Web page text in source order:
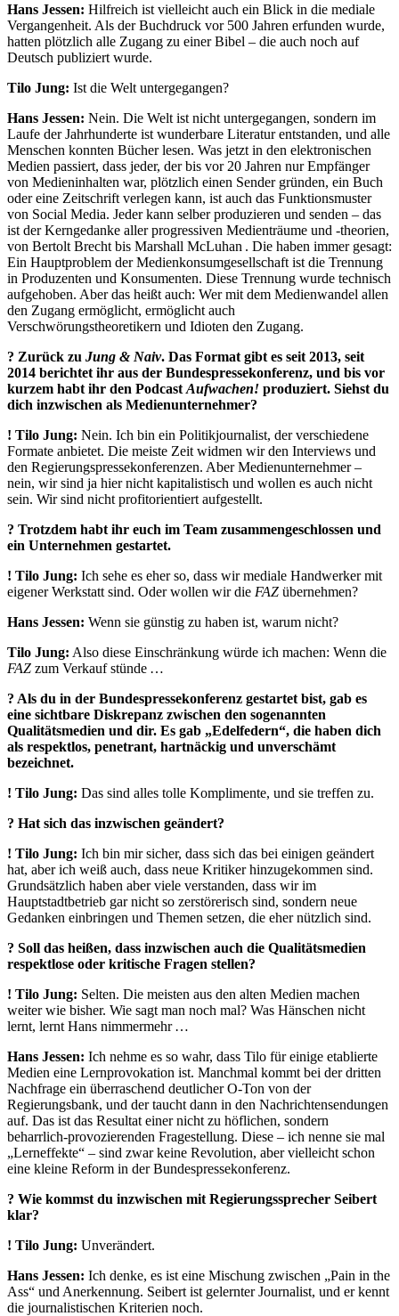
Hans Jessen: Hilfreich ist vielleicht auch ein Blick in die mediale
Vergangenheit. Als der Buchdruck vor 500 Jahren erfunden wurde,
hatten plötzlich alle Zugang zu einer Bibel – die auch noch auf
Deutsch publiziert wurde.
Tilo Jung: Ist die Welt untergegangen?
Hans Jessen: Nein. Die Welt ist nicht untergegangen, sondern im
Laufe der Jahrhunderte ist wunderbare Literatur entstanden, und alle
Menschen konnten Bücher lesen. Was jetzt in den elektronischen
Medien passiert, dass jeder, der bis vor 20 Jahren nur Empfänger
von Medieninhalten war, plötzlich einen Sender gründen, ein Buch
oder eine Zeitschrift verlegen kann, ist auch das Funktionsmuster
von Social Media. Jeder kann selber produzieren und senden – das
ist der Kerngedanke aller progressiven Medienträume und -theorien,
von Bertolt Brecht bis Marshall McLuhan . Die haben immer gesagt:
Ein Hauptproblem der Medienkonsumgesellschaft ist die Trennung
in Produzenten und Konsumenten. Diese Trennung wurde technisch
aufgehoben. Aber das heißt auch: Wer mit dem Medienwandel allen
den Zugang ermöglicht, ermöglicht auch
Verschwörungstheoretikern und Idioten den Zugang.
? Zurück zu Jung & Naiv. Das Format gibt es seit 2013, seit
2014 berichtet ihr aus der Bundespressekonferenz, und bis vor
kurzem habt ihr den Podcast Aufwachen! produziert. Siehst du
dich inzwischen als Medienunternehmer?
! Tilo Jung: Nein. Ich bin ein Politikjournalist, der verschiedene
Formate anbietet. Die meiste Zeit widmen wir den Interviews und
den Regierungspressekonferenzen. Aber Medienunternehmer –
nein, wir sind ja hier nicht kapitalistisch und wollen es auch nicht
sein. Wir sind nicht profitorientiert aufgestellt.
? Trotzdem habt ihr euch im Team zusammengeschlossen und
ein Unternehmen gestartet.
! Tilo Jung: Ich sehe es eher so, dass wir mediale Handwerker mit
eigener Werkstatt sind. Oder wollen wir die FAZ übernehmen?
Hans Jessen: Wenn sie günstig zu haben ist, warum nicht?
Tilo Jung: Also diese Einschränkung würde ich machen: Wenn die
FAZ zum Verkauf stünde …
? Als du in der Bundespressekonferenz gestartet bist, gab es
eine sichtbare Diskrepanz zwischen den sogenannten
Qualitätsmedien und dir. Es gab „Edelfedern“, die haben dich
als respektlos, penetrant, hartnäckig und unverschämt
bezeichnet.
! Tilo Jung: Das sind alles tolle Komplimente, und sie treffen zu.
? Hat sich das inzwischen geändert?
! Tilo Jung: Ich bin mir sicher, dass sich das bei einigen geändert
hat, aber ich weiß auch, dass neue Kritiker hinzugekommen sind.
Grundsätzlich haben aber viele verstanden, dass wir im
Hauptstadtbetrieb gar nicht so zerstörerisch sind, sondern neue
Gedanken einbringen und Themen setzen, die eher nützlich sind.
? Soll das heißen, dass inzwischen auch die Qualitätsmedien
respektlose oder kritische Fragen stellen?
! Tilo Jung: Selten. Die meisten aus den alten Medien machen
weiter wie bisher. Wie sagt man noch mal? Was Hänschen nicht
lernt, lernt Hans nimmermehr …
Hans Jessen: Ich nehme es so wahr, dass Tilo für einige etablierte
Medien eine Lernprovokation ist. Manchmal kommt bei der dritten
Nachfrage ein überraschend deutlicher O-Ton von der
Regierungsbank, und der taucht dann in den Nachrichtensendungen
auf. Das ist das Resultat einer nicht zu höflichen, sondern
beharrlich-provozierenden Fragestellung. Diese – ich nenne sie mal
„Lerneffekte“ – sind zwar keine Revolution, aber vielleicht schon
eine kleine Reform in der Bundespressekonferenz.
? Wie kommst du inzwischen mit Regierungssprecher Seibert
klar?
! Tilo Jung: Unverändert.
Hans Jessen: Ich denke, es ist eine Mischung zwischen „Pain in the
Ass“ und Anerkennung. Seibert ist gelernter Journalist, und er kennt
die journalistischen Kriterien noch.